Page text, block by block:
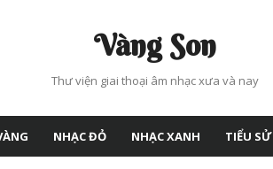
Vàng Son
Thư viện giai thoại âm nhạc xưa và nay
NHẠC ĐỎ NHẠC XANH TIỂU SỬ